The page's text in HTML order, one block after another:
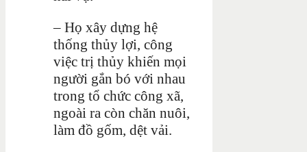
– Họ xây dựng hệ
thống thủy lợi, công
việc trị thủy khiến mọi
người gắn bó với nhau
trong tổ chức công xã,
ngoài ra còn chăn nuôi,
làm đồ gốm, dệt vải.